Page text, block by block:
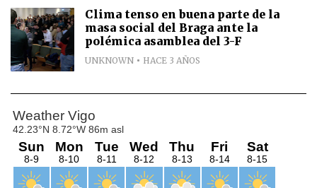
Clima tenso en buena parte de la
masa social del Braga ante la
polémica asamblea del 3-F
UNKNOWN HACE 3 AÑOS